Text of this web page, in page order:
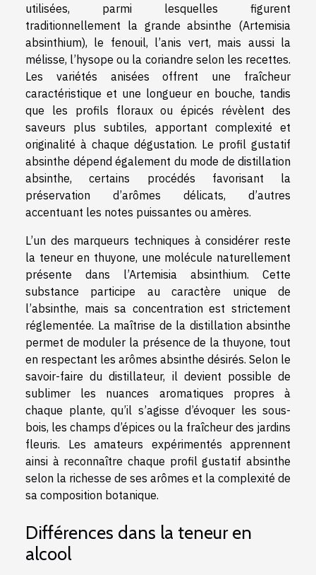
utilisées, parmi lesquelles figurent
traditionnellement la grande absinthe (Artemisia
absinthium), le fenouil, l’anis vert, mais aussi la
mélisse, l’hysope ou la coriandre selon les recettes.
Les variétés anisées offrent une fraîcheur
caractéristique et une longueur en bouche, tandis
que les profils floraux ou épicés révèlent des
saveurs plus subtiles, apportant complexité et
originalité à chaque dégustation. Le profil gustatif
absinthe dépend également du mode de distillation
absinthe, certains procédés favorisant la
préservation d’arômes délicats, d’autres
accentuant les notes puissantes ou amères.
L’un des marqueurs techniques à considérer reste
la teneur en thuyone, une molécule naturellement
présente dans l’Artemisia absinthium. Cette
substance participe au caractère unique de
l’absinthe, mais sa concentration est strictement
réglementée. La maîtrise de la distillation absinthe
permet de moduler la présence de la thuyone, tout
en respectant les arômes absinthe désirés. Selon le
savoir-faire du distillateur, il devient possible de
sublimer les nuances aromatiques propres à
chaque plante, qu’il s’agisse d’évoquer les sous-
bois, les champs d’épices ou la fraîcheur des jardins
fleuris. Les amateurs expérimentés apprennent
ainsi à reconnaître chaque profil gustatif absinthe
selon la richesse de ses arômes et la complexité de
sa composition botanique.
Différences dans la teneur en
alcool